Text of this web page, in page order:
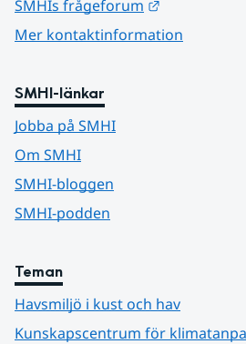
SMHIs frågeforum
Mer kontaktinformation
SMHI-länkar
Jobba på SMHI
Om SMHI
SMHI-bloggen
SMHI-podden
Teman
Havsmiljö i kust och hav
Kunskapscentrum för